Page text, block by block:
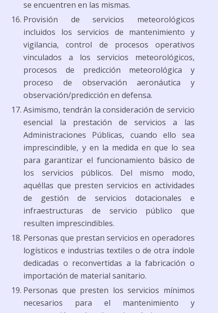
se encuentren en las mismas.
Provisión de servicios meteorológicos
incluidos los servicios de mantenimiento y
vigilancia, control de procesos operativos
vinculados a los servicios meteorológicos,
procesos de predicción meteorológica y
proceso de observación aeronáutica y
observación/predicción en defensa.
Asimismo, tendrán la consideración de servicio
esencial la prestación de servicios a las
Administraciones Públicas, cuando ello sea
imprescindible, y en la medida en que lo sea
para garantizar el funcionamiento básico de
los servicios públicos. Del mismo modo,
aquéllas que presten servicios en actividades
de gestión de servicios dotacionales e
infraestructuras de servicio público que
resulten imprescindibles.
Personas que prestan servicios en operadores
logísticos e industrias textiles o de otra índole
dedicadas o reconvertidas a la fabricación o
importación de material sanitario.
Personas que presten los servicios mínimos
necesarios para el mantenimiento y